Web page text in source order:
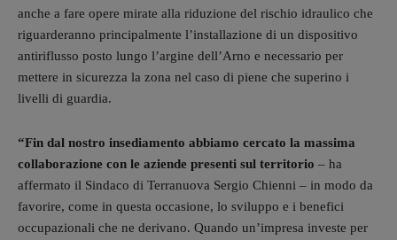
anche a fare opere mirate alla riduzione del rischio idraulico che
riguarderanno principalmente l’installazione di un dispositivo
antiriflusso posto lungo l’argine dell’Arno e necessario per
mettere in sicurezza la zona nel caso di piene che superino i
livelli di guardia.
“Fin dal nostro insediamento abbiamo cercato la massima
collaborazione con le aziende presenti sul territorio – ha
affermato il Sindaco di Terranuova Sergio Chienni – in modo da
favorire, come in questa occasione, lo sviluppo e i benefici
occupazionali che ne derivano. Quando un’impresa investe per